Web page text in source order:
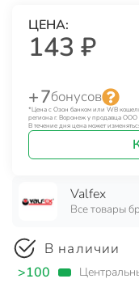
ЦЕНА:
143 ₽
+ 7бонусов
*Цена с Озон банком или WB
региона г. Воронеж у продавца
В течение дня цена может
Valfex
Все товары
В наличии
>100